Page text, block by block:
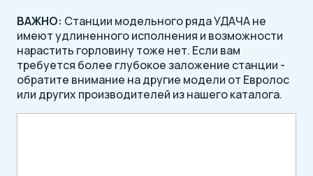
ВАЖНО: Станции модельного ряда УДАЧА не
имеют удлиненного исполнения и возможности
нарастить горловину тоже нет. Если вам
требуется более глубокое заложение станции -
обратите внимание на другие модели от Евролос
или других производителей из нашего каталога.